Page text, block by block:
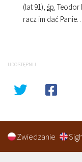
(lat 91), śp. Teodor
racz im dać
UDOSTĘPNIJ
Zwiedzanie